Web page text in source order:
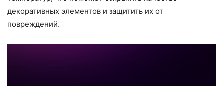
декоративных элементов и защитить их от
повреждений.